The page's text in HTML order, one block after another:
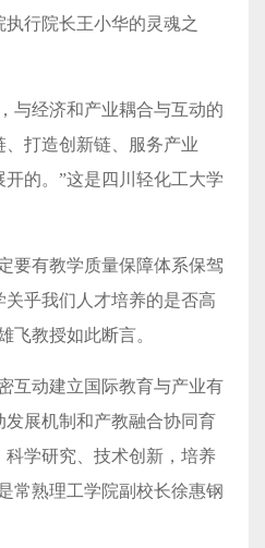
行院长王小华的灵魂之
与经济和产业耦合与互动的
打造创新链、服务产业
的。”这是四川轻化工大学
要有教学质量保障体系保驾
乎我们人才培养的是否高
飞教授如此断言。
互动建立国际教育与产业有
展机制和产教融合协同育
科学研究、技术创新，培养
常熟理工学院副校长徐惠钢